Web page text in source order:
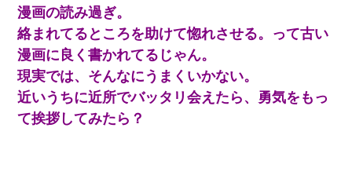
近所のお寺に住み込みで手伝いしてる知的障害のオッサンがい
た。ある日、オッサンが火かき棒を持って顔を真っ赤にしながら
走り回っていて…
【衝撃】職場に入って来た綺麗な新人さんに職場を案内すること
に → 新人「ドンッ！」私「！？」→ 突然、突き飛ばされて左手
の甲を踏みつけられて…
漫画の読み過ぎ。
絡まれてるところを助けて惚れさせる。って古い
漫画に良く書かれてるじゃん。
現実では、そんなにうまくいかない。
近いうちに近所でバッタリ会えたら、勇気をもっ
て挨拶してみたら？